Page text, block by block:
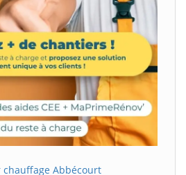
Abbécourt